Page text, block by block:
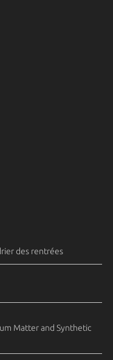
des rentrées
Matter and Synthetic